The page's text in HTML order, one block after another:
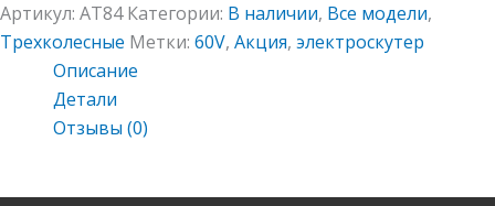
Артикул: AT84 Категории: В наличии, Все модели,
Трехколесные Метки: 60V, Акция, электроскутер
Описание
Детали
Отзывы (0)